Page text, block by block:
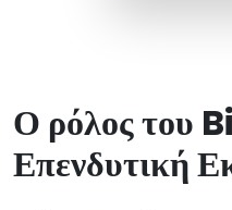
Ο ρόλος του
Επενδυτική